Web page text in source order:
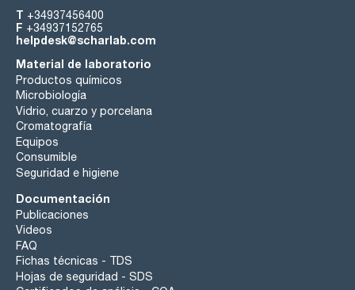
T +34937456400
F +34937152765
helpdesk@scharlab.com
Material de laboratorio
Productos químicos
Microbiología
Vidrio, cuarzo y porcelana
Cromatografía
Equipos
Consumible
Seguridad e higiene
Documentación
Publicaciones
Videos
FAQ
Fichas técnicas - TDS
Hojas de seguridad - SDS